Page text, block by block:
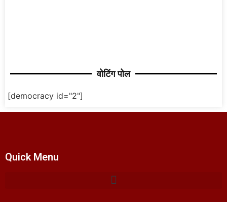
वोटिंग पोल
[democracy id="2"]
Quick Menu